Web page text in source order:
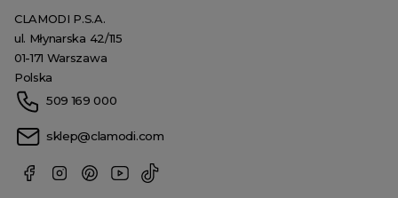
CLAMODI P.S.A.
ul. Młynarska 42/115
01-171 Warszawa
Polska
509 169 000
sklep@clamodi.com